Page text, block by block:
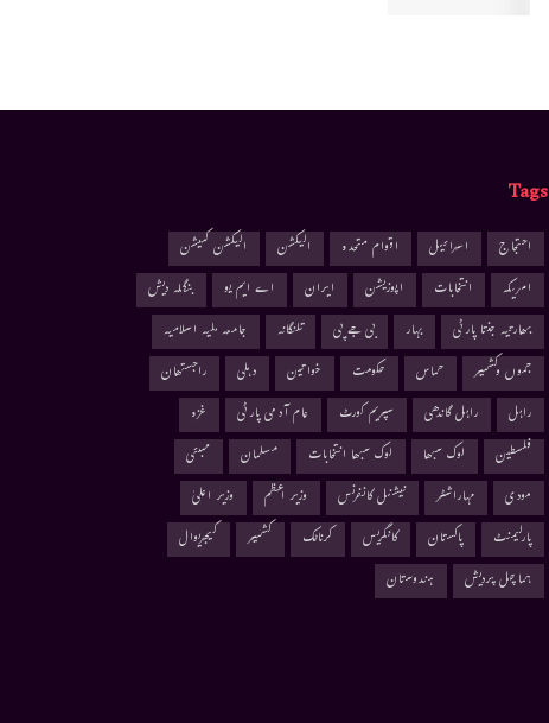
Tags
احتجاج اسرائیل اقوام متحدہ الیکشن
الیکشن کمیشن
امریکہ
انتخابات اپوزیشن ایران اے ایم یو
بنگلہ دیش
بھارتیہ جنتا پارٹی
بہار بی جے پی تلنگانہ
جامعہ ملیہ اسلامیہ
جموں وکشمیر
حماس حکومت خواتین دہلی
راجستھان
راہل
راہل گاندھی سپریم کورٹ عام آدمی پارٹی
غزہ
فلسطین
لوک سبھا لوک سبھا انتخابات مسلمان
ممبئی
مودی
مہاراشٹر نیشنل کانفرنس وزیر اعظم
وزیر اعلیٰ
پارلیمنٹ
پاکستان کانگریس کرناٹک کشمیر
کیجریوال
ہماچل پردیش
ہندوستان